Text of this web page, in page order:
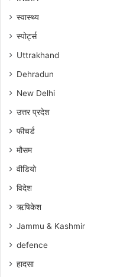
स्वास्थ्य
स्पोर्ट्स
Uttrakhand
Dehradun
New Delhi
उत्तर प्रदेश
फीचर्ड
मौसम
वीडियो
विदेश
ऋषिकेश
Jammu & Kashmir
defence
हादसा